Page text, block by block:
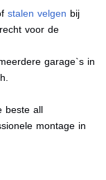
stalen velgen bij
voor de
garage`s in
beste all
montage in